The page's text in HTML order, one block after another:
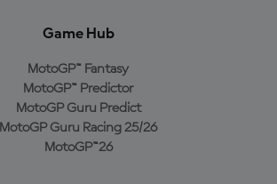
Game Hub
MotoGP™ Fantasy
MotoGP™ Predictor
MotoGP Guru Predict
MotoGP Guru Racing 25/26
MotoGP™26